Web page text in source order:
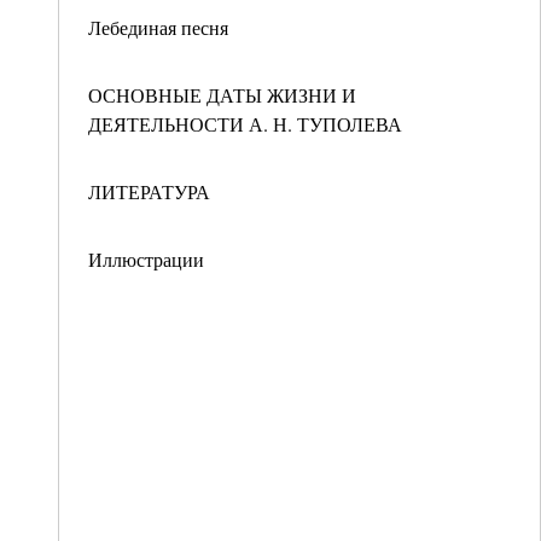
Лебединая песня
ОСНОВНЫЕ ДАТЫ ЖИЗНИ И
ДЕЯТЕЛЬНОСТИ А. Н. ТУПОЛЕВА
ЛИТЕРАТУРА
Иллюстрации